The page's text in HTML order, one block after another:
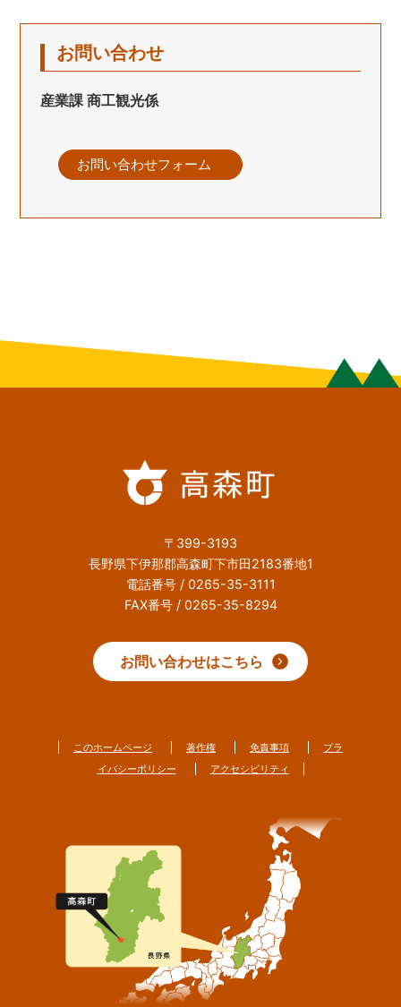
お問い合わせ
産業課 商工観光係
お問い合わせフォーム
〒399-3193
長野県下伊那郡高森町下市田2183番地1
電話番号 / 0265-35-3111
FAX番号 / 0265-35-8294
お問い合わせはこちら
このホームページ 著作権 免責事項
プラ
イバシーポリシー
アクセシビリティ